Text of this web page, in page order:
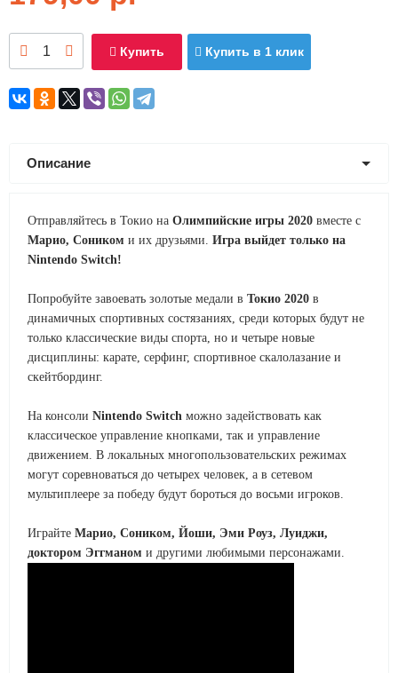
Купить Купить в 1 клик
Описание
Отправляйтесь в Токио на Олимпийские игры 2020 вместе с
Марио, Соником и их друзьями. Игра выйдет только на
Nintendo Switch!
Попробуйте завоевать золотые медали в Токио 2020 в
динамичных спортивных состязаниях, среди которых будут не
только классические виды спорта, но и четыре новые
дисциплины: карате, серфинг, спортивное скалолазание и
скейтбординг.
На консоли Nintendo Switch можно задействовать как
классическое управление кнопками, так и управление
движением. В локальных многопользовательских режимах
могут соревноваться до четырех человек, а в сетевом
мультиплеере за победу будут бороться до восьми игроков.
Играйте Марио, Соником, Йоши, Эми Роуз, Луиджи,
доктором Эггманом и другими любимыми персонажами.